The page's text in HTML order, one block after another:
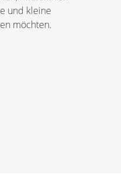
und kleine
möchten.